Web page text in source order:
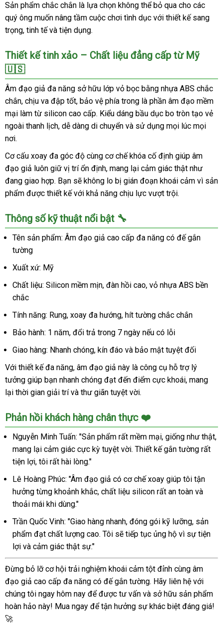
Sản phẩm chắc chắn là lựa chọn không thể bỏ qua cho các
quý ông muốn nâng tầm cuộc chơi tình dục với thiết kế sang
trọng, tinh tế và tiện dụng.
Thiết kế tinh xảo – Chất liệu đẳng cấp từ Mỹ
🇺🇸
Âm đạo giả đa năng sở hữu lớp vỏ bọc bằng nhựa ABS chắc
chắn, chịu va đập tốt, bảo vệ phía trong là phần âm đạo mềm
mại làm từ silicon cao cấp. Kiểu dáng bầu dục bo tròn tạo vẻ
ngoài thanh lịch, dễ dàng di chuyển và sử dụng mọi lúc mọi
nơi.
Cơ cấu xoay đa góc độ cùng cơ chế khóa cố định giúp âm
đạo giả luôn giữ vị trí ổn định, mang lại cảm giác thật như
đang giao hợp. Bạn sẽ không lo bị gián đoạn khoái cảm vì sản
phẩm được thiết kế với khả năng chịu lực vượt trội.
Thông số kỹ thuật nổi bật 🔧
Tên sản phẩm: Âm đạo giả cao cấp đa năng có đế gắn
tường
Xuất xứ: Mỹ
Chất liệu: Silicon mềm mịn, đàn hồi cao, vỏ nhựa ABS bền
chắc
Tính năng: Rung, xoay đa hướng, hít tường chắc chắn
Bảo hành: 1 năm, đổi trả trong 7 ngày nếu có lỗi
Giao hàng: Nhanh chóng, kín đáo và bảo mật tuyệt đối
Với thiết kế đa năng, âm đạo giả này là công cụ hỗ trợ lý
tưởng giúp bạn nhanh chóng đạt đến điểm cực khoái, mang
lại thời gian giải trí và thư giãn tuyệt vời.
Phản hồi khách hàng chân thực ❤️
Nguyễn Minh Tuấn: "Sản phẩm rất mềm mại, giống như thật,
mang lại cảm giác cực kỳ tuyệt vời. Thiết kế gắn tường rất
tiện lợi, tôi rất hài lòng."
Lê Hoàng Phúc: "Âm đạo giả có cơ chế xoay giúp tôi tận
hưởng từng khoảnh khắc, chất liệu silicon rất an toàn và
thoải mái khi dùng."
Trần Quốc Vinh: "Giao hàng nhanh, đóng gói kỹ lưỡng, sản
phẩm đạt chất lượng cao. Tôi sẽ tiếp tục ủng hộ vì sự tiện
lợi và cảm giác thật sự."
Đừng bỏ lỡ cơ hội trải nghiệm khoái cảm tột đỉnh cùng âm
đạo giả cao cấp đa năng có đế gắn tường. Hãy liên hệ với
chúng tôi ngay hôm nay để được tư vấn và sở hữu sản phẩm
hoàn hảo này! Mua ngay để tận hưởng sự khác biệt đáng giá!
🚀